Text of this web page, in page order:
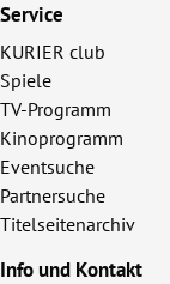
Service
KURIER club
Spiele
TV-Programm
Kinoprogramm
Eventsuche
Partnersuche
Titelseitenarchiv
Info und Kontakt